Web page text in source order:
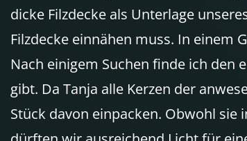
dicke Filzdecke als Unterlage
Filzdecke einnähen muss. In einem
Nach einigem Suchen finde ich den
gibt. Da Tanja alle Kerzen der
Stück davon einpacken. Obwohl